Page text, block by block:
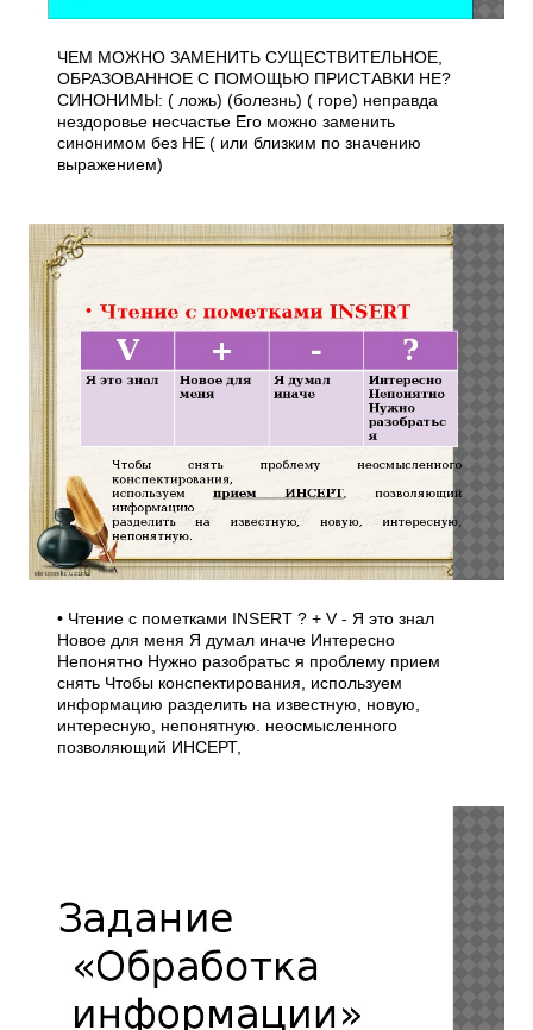
ЧЕМ МОЖНО ЗАМЕНИТЬ СУЩЕСТВИТЕЛЬНОЕ,
ОБРАЗОВАННОЕ С ПОМОЩЬЮ ПРИСТАВКИ НЕ?
СИНОНИМЫ: ( ложь) (болезнь) ( горе) неправда
нездоровье несчастье Его можно заменить
синонимом без НЕ ( или близким по значению
выражением)
• Чтение с пометками INSERT ? + V - Я это знал
Новое для меня Я думал иначе Интересно
Непонятно Нужно разобратьс я проблему прием
снять Чтобы конспектирования, используем
информацию разделить на известную, новую,
интересную, непонятную. неосмысленного
позволяющий ИНСЕРТ,